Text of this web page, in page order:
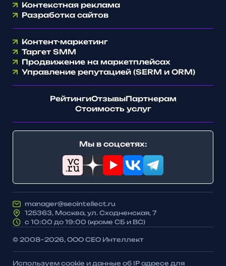
Контекстная реклама
Разработка сайтов
Контент-маркетинг
Таргет SMM
Продвижение на маркетплейсах
Управление репутацией (SERM и ORM)
РейтингиОтзывыПартнерам
Стоимость услуг
Мы в соцсетях:
manager@seointellect.ru
125363, Москва, ул. Сходненская, 7
с 10:00 до 19:00 (кроме СБ и ВС)
© 2008–2026, ООО СЕО Интеллект
Используем cookie и данные об IP адресе для